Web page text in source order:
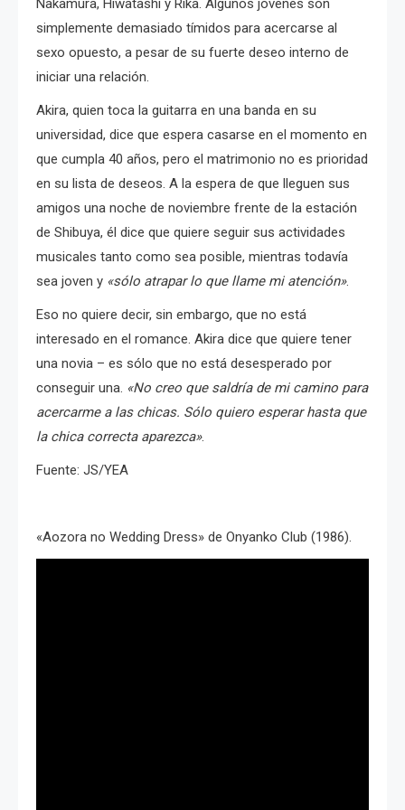
simplemente demasiado tímidos para acercarse al
sexo opuesto, a pesar de su fuerte deseo interno de
iniciar una relación.
Akira, quien toca la guitarra en una banda en su
universidad, dice que espera casarse en el momento en
que cumpla 40 años, pero el matrimonio no es prioridad
en su lista de deseos. A la espera de que lleguen sus
amigos una noche de noviembre frente de la estación
de Shibuya, él dice que quiere seguir sus actividades
musicales tanto como sea posible, mientras todavía
sea joven y «sólo atrapar lo que llame mi atención».
Eso no quiere decir, sin embargo, que no está
interesado en el romance. Akira dice que quiere tener
una novia – es sólo que no está desesperado por
conseguir una. «No creo que saldría de mi camino para
acercarme a las chicas. Sólo quiero esperar hasta que
la chica correcta aparezca».
Fuente: JS/YEA
«Aozora no Wedding Dress» de Onyanko Club (1986).